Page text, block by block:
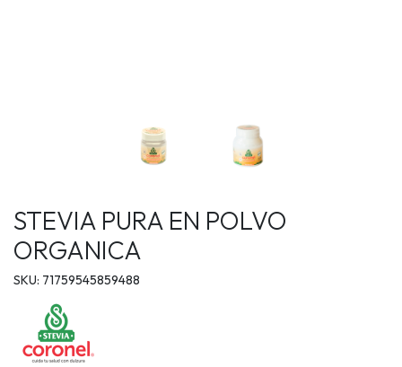
STEVIA PURA EN POLVO
ORGANICA
SKU: 71759545859488